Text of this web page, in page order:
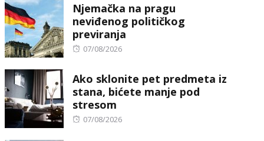
Njemačka na pragu
neviđenog političkog
previranja
Posted
07/08/2026
Ako sklonite pet predmeta iz
stana, bićete manje pod
stresom
Posted
07/08/2026